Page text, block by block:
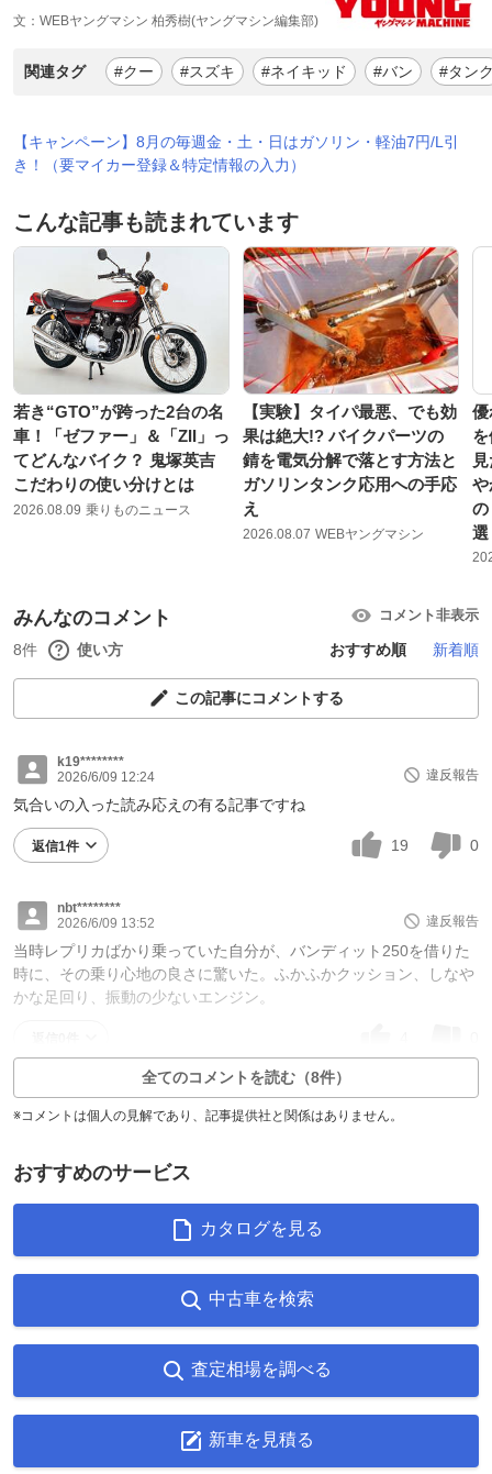
文：WEBヤングマシン 柏秀樹(ヤングマシン編集部)
関連タグ #クー #スズキ #ネイキッド #バン #タン
【キャンペーン】8月の毎週金・土・日はガソリン・軽油7円/L引
き！（要マイカー登録＆特定情報の入力）
こんな記事も読まれています
若き“GTO”が跨った2台の名
車！「ゼファー」＆「ZII」っ
てどんなバイク？ 鬼塚英吉
こだわりの使い分けとは
2026.08.09 乗りものニュース
【実験】タイパ最悪、でも効
果は絶大!? バイクパーツの
錆を電気分解で落とす方法と
ガソリンタンク応用への手応
え
2026.08.07 WEBヤングマシン
優
や
の
選
みんなのコメント コメント非表示
8件 使い方 おすすめ順 新着順
この記事にコメントする
k19********
2026/6/09 12:24
違反報告
気合いの入った読み応えの有る記事ですね
返信1件 19 0
nbt********
2026/6/09 13:52
違反報告
当時レプリカばかり乗っていた自分が、バンディット250を借りた
時に、その乗り心地の良さに驚いた。ふかふかクッション、しなや
かな足回り、振動の少ないエンジン。
全てのコメントを読む（8件）
※コメントは個人の見解であり、記事提供社と関係はありません。
おすすめのサービス
カタログを見る
中古車を検索
査定相場を調べる
新車を見積る